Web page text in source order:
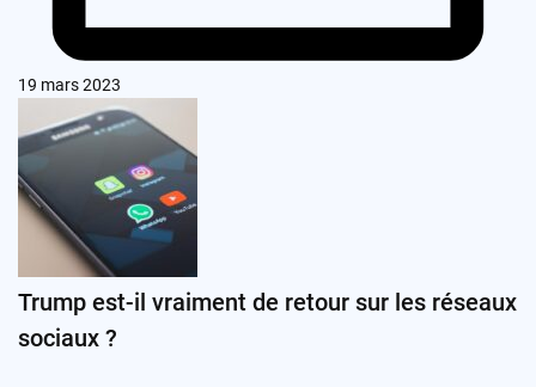
19 mars 2023
Trump est-il vraiment de retour sur les réseaux
sociaux ?